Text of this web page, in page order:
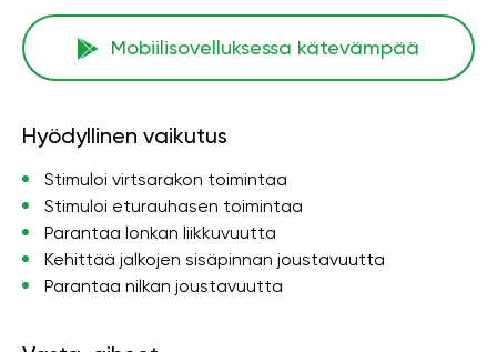
Mobiilisovelluksessa kätevämpää
Hyödyllinen vaikutus
Stimuloi virtsarakon toimintaa
Stimuloi eturauhasen toimintaa
Parantaa lonkan liikkuvuutta
Kehittää jalkojen sisäpinnan joustavuutta
Parantaa nilkan joustavuutta